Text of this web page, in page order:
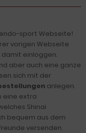
sport Webseite!
vorigen Webseite
einloggen.
aber auch eine ganze
sich mit der
anlegen.
eine extra
Shinai
bequem aus dem
versenden.